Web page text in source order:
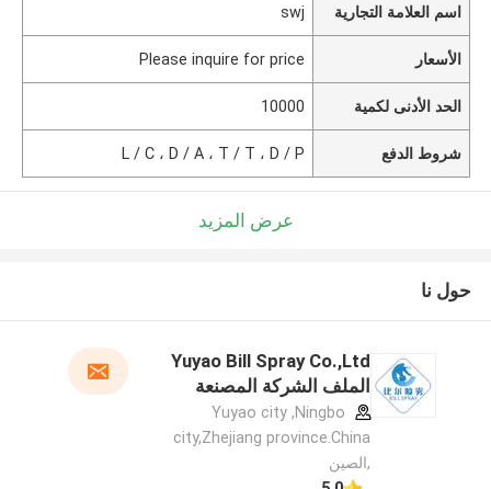
اسم العلامة التجارية swj
الأسعار Please inquire for price
الحد الأدنى لكمية 10000
شروط الدفع L / C ، D / A ، T / T ، D / P
عرض المزيد
حول نا
Yuyao Bill Spray Co.,Ltd
الملف الشركة المصنعة
Yuyao city ,Ningbo
city,Zhejiang province.China
,الصين